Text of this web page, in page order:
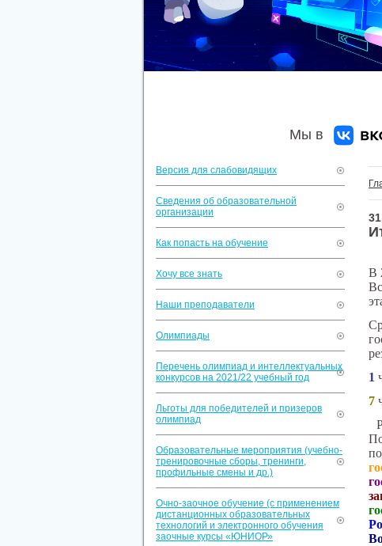
Мы в
Версия для слабовидящих
Сведения об образовательной
организации
Как попасть на обучение
Хочу все знать
Наши преподаватели
Олимпиады
Перечень олимпиад и интеллектуальных
конкурсов на 2021/22 учебный год
Льготы для победителей и призеров
олимпиад
Образовательные мероприятия (учебно-
тренировочные сборы, тренинги,
профильные смены и др.)
Очно-заочное обучение (с применением
дистанционных образовательных
технологий и электронного обучения
заочные курсы «ЮНИОР»
В
1
7